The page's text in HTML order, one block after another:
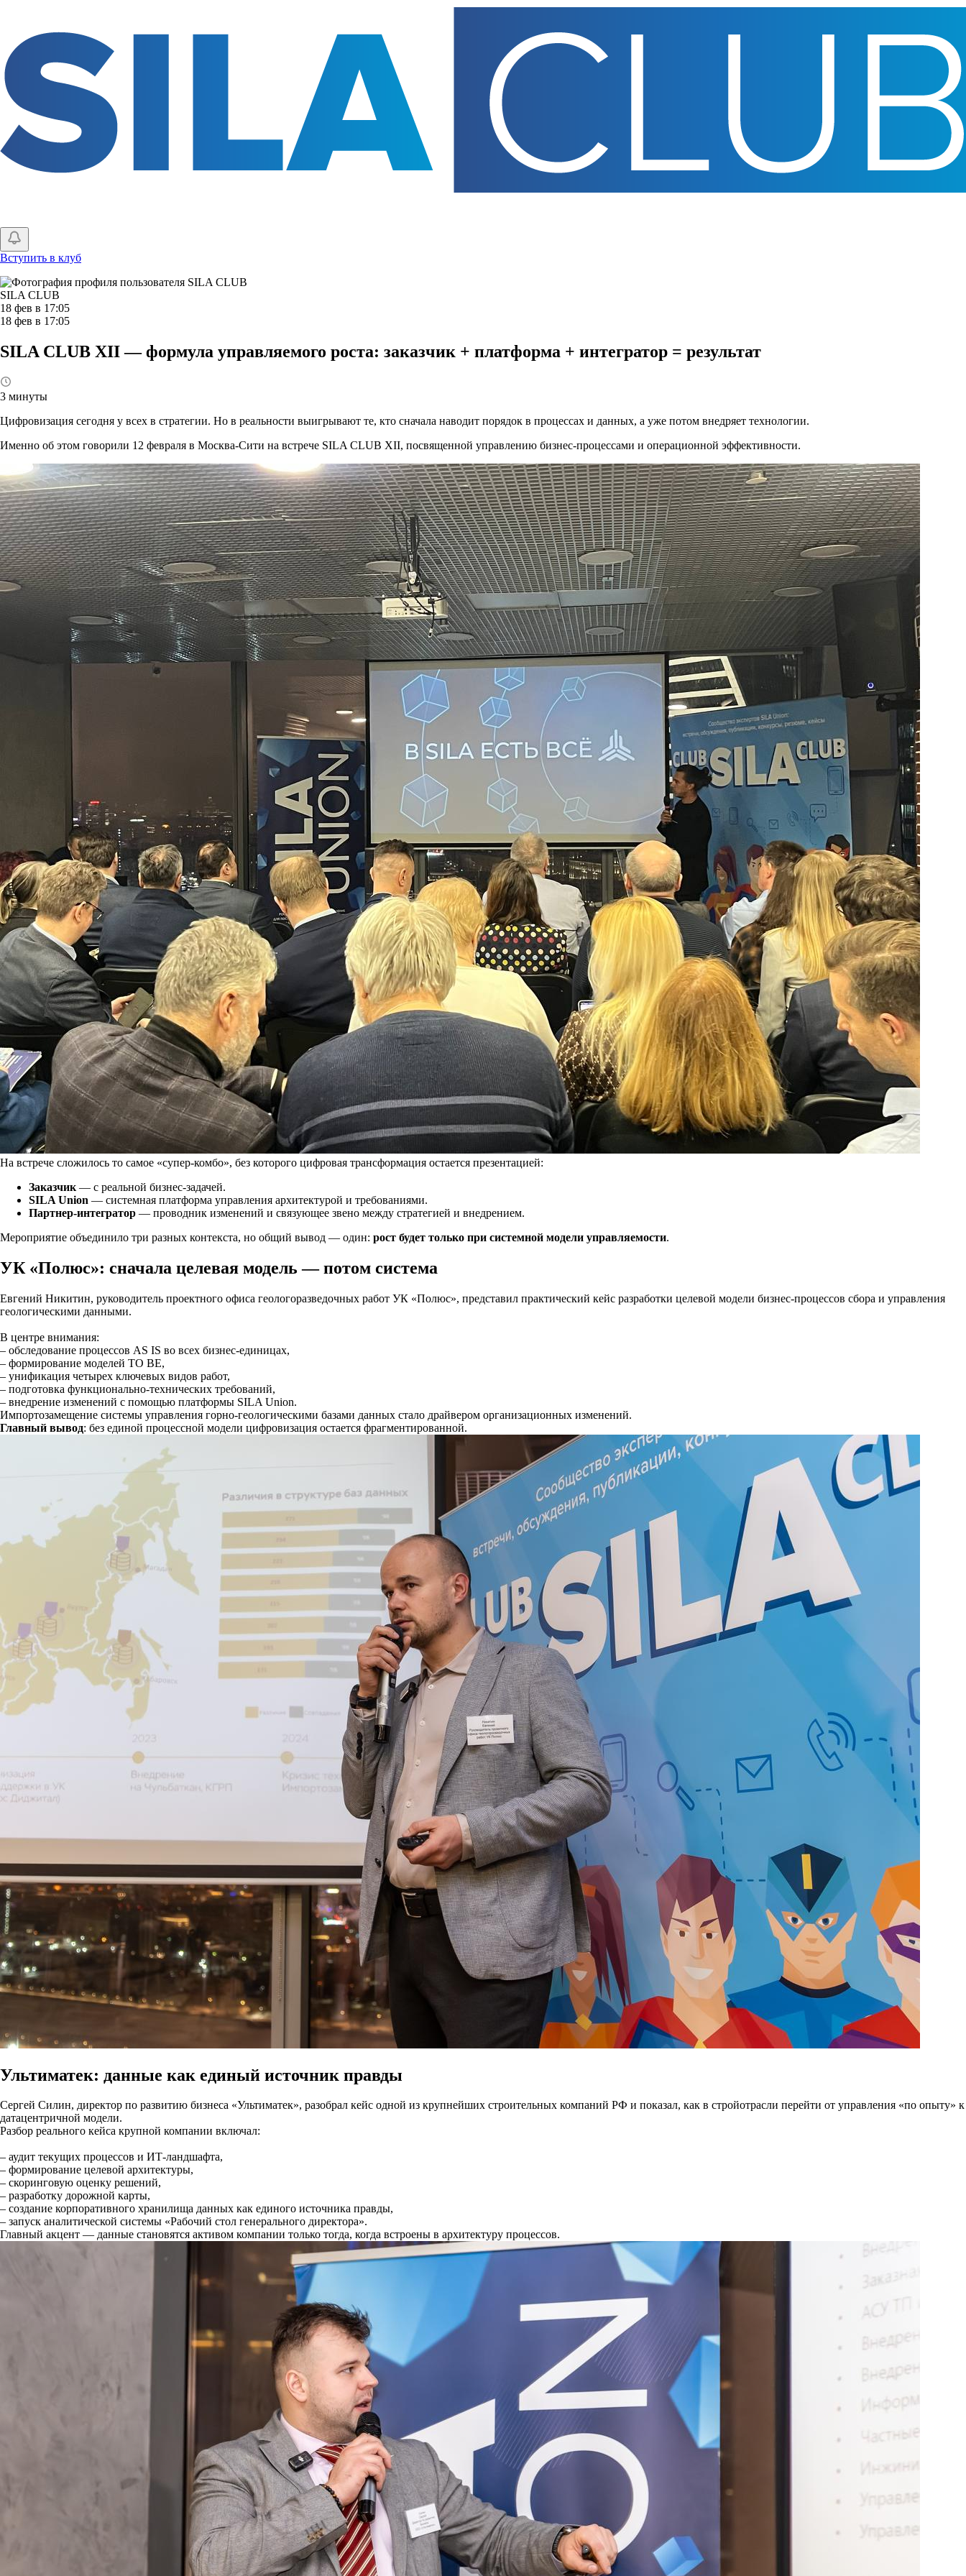
основному
содержанию
Вступить в клуб
SILA CLUB
18 фев в 17:05
18 фев в 17:05
SILA CLUB XII — формула управляемого роста: заказчик + платформа + интегратор = результат
3 минуты
Цифровизация сегодня у всех в стратегии. Но в реальности выигрывают те, кто сначала наводит порядок в процессах и данных, а уже потом внедряет технологии.
Именно об этом говорили 12 февраля в Москва-Сити на встрече SILA CLUB XII, посвященной управлению бизнес-процессами и операционной эффективности.
На встрече сложилось то самое «супер-комбо», без которого цифровая трансформация остается презентацией:
Заказчик — с реальной бизнес-задачей.
SILA Union — системная платформа управления архитектурой и требованиями.
Партнер-интегратор — проводник изменений и связующее звено между стратегией и внедрением.
Мероприятие объединило три разных контекста, но общий вывод — один: рост будет только при системной модели управляемости.
УК «Полюс»: сначала целевая модель — потом система
Евгений Никитин, руководитель проектного офиса геологоразведочных работ УК «Полюс», представил практический кейс разработки целевой модели бизнес-процессов сбора и управления
геологическими данными.
В центре внимания:
– обследование процессов AS IS во всех бизнес-единицах,
– формирование моделей TO BE,
– унификация четырех ключевых видов работ,
– подготовка функционально-технических требований,
– внедрение изменений с помощью платформы SILA Union.
Импортозамещение системы управления горно-геологическими базами данных стало драйвером организационных изменений.
Главный вывод: без единой процессной модели цифровизация остается фрагментированной.
Ультиматек: данные как единый источник правды
Сергей Силин, директор по развитию бизнеса «Ультиматек», разобрал кейс одной из крупнейших строительных компаний РФ и показал, как в стройотрасли перейти от управления «по опыту» к
датацентричной модели.
Разбор реального кейса крупной компании включал:
– аудит текущих процессов и ИТ-ландшафта,
– формирование целевой архитектуры,
– скоринговую оценку решений,
– разработку дорожной карты,
– создание корпоративного хранилища данных как единого источника правды,
– запуск аналитической системы «Рабочий стол генерального директора».
Главный акцент — данные становятся активом компании только тогда, когда встроены в архитектуру процессов.